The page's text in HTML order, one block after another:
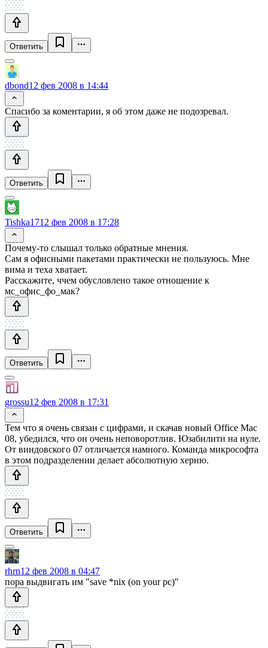
Ответить
dbond12 фев 2008 в 14:44
Спасибо за коментарии, я об этом даже не подозревал.
Ответить
Tishka1712 фев 2008 в 17:28
Почему-то слышал только обратные мнения.
Сам я офисными пакетами практически не пользуюсь. Мне
вима и теха хватает.
Расскажите, ччем обусловлено такое отношение к
мс_офис_фо_мак?
Ответить
grossu12 фев 2008 в 17:31
Тем что я очень связан с цифрами, и скачав новый Office Mac
08, убедился, что он очень неповоротлив. Юзабилити на нуле.
От виндовского 07 отличается намного. Команда микрософта
в этом подразделении делает абсолютную херню.
Ответить
rhrn12 фев 2008 в 04:47
пора выдвигать им "save *nix (on your pc)"